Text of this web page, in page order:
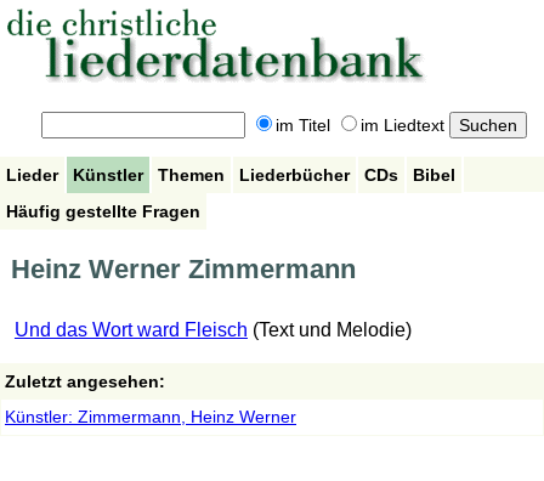
im Titel im Liedtext
Lieder Künstler Themen Liederbücher CDs
Bibel
Häufig gestellte Fragen
Heinz Werner Zimmermann
Und das Wort ward Fleisch (Text und Melodie)
Zuletzt angesehen:
Künstler: Zimmermann, Heinz Werner